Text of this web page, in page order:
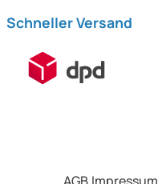
Schneller Versand